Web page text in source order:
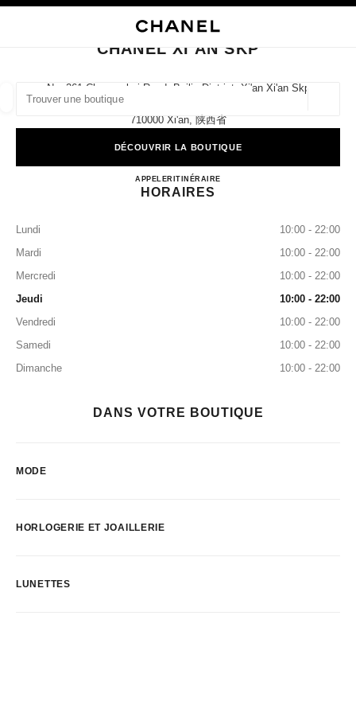
Les suggestions sont affichées sous cette barre de recherche
0 suggestions disponibles
FERMER LA FICHE BOUTIQUE CHANEL XI'AN SKP
CHANEL XI'AN SKP
No. 261 Changanbei Road, Beilin District, Xi'an Xi'an Skp
710000 Xi'an, 陕西省
DÉCOUVRIR LA BOUTIQUE
APPELER4009555888ITINÉRAIRECHANEL XI'AN SKP
HORAIRES
Lundi
10:00 - 22:00
Mardi
10:00 - 22:00
Mercredi
10:00 - 22:00
Jeudi
10:00 - 22:00
Vendredi
10:00 - 22:00
Samedi
10:00 - 22:00
Dimanche
10:00 - 22:00
DANS VOTRE BOUTIQUE
MODE
HORLOGERIE ET JOAILLERIE
LUNETTES
filtrer les résultats par :
MODE LUNETTES HORLOGERIE ET JOAILLERIE